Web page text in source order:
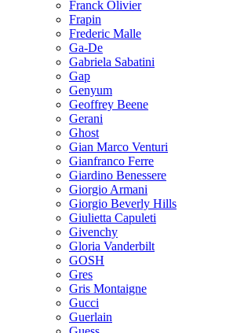
Franck Olivier
Frapin
Frederic Malle
Ga-De
Gabriela Sabatini
Gap
Genyum
Geoffrey Beene
Gerani
Ghost
Gian Marco Venturi
Gianfranco Ferre
Giardino Benessere
Giorgio Armani
Giorgio Beverly Hills
Giulietta Capuleti
Givenchy
Gloria Vanderbilt
GOSH
Gres
Gris Montaigne
Gucci
Guerlain